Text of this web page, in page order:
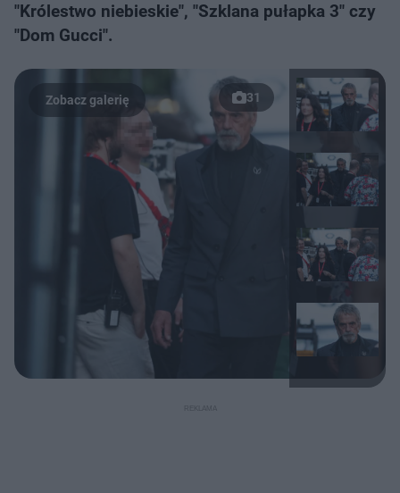
"Królestwo niebieskie", "Szklana pułapka 3" czy
"Dom Gucci".
31